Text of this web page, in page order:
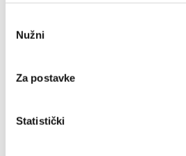
Selection
Nužni
Za postavke
Statistički
Turski velikan kreće po Amara Dedića